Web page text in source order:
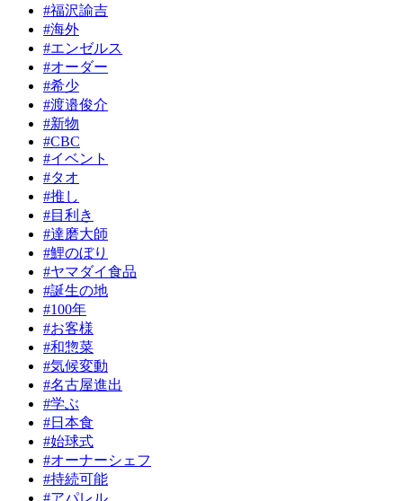
#福沢諭吉
#海外
#エンゼルス
#オーダー
#希少
#渡邉俊介
#新物
#CBC
#イベント
#タオ
#推し
#目利き
#達磨大師
#鯉のぼり
#ヤマダイ食品
#誕生の地
#100年
#お客様
#和惣菜
#気候変動
#名古屋進出
#学ぶ
#日本食
#始球式
#オーナーシェフ
#持続可能
#アパレル